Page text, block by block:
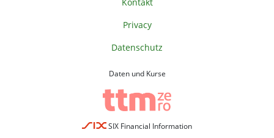
Privacy
Datenschutz
Daten und Kurse
SIX Financial Information